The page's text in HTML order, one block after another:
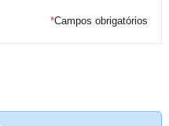
*Campos obrigatórios